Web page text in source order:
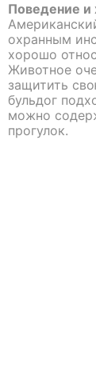
Поведение и
охранным
хорошо
Животное
защитить
бульдог
можно
прогулок.